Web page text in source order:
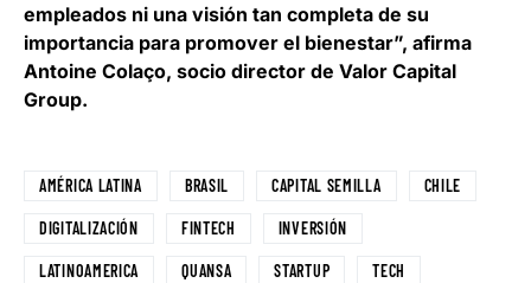
empleados ni una visión tan completa de su
importancia para promover el bienestar”, afirma
Antoine Colaço, socio director de Valor Capital
Group.
AMÉRICA LATINA BRASIL CAPITAL SEMILLA CHILE
DIGITALIZACIÓN FINTECH INVERSIÓN
LATINOAMERICA QUANSA STARTUP TECH